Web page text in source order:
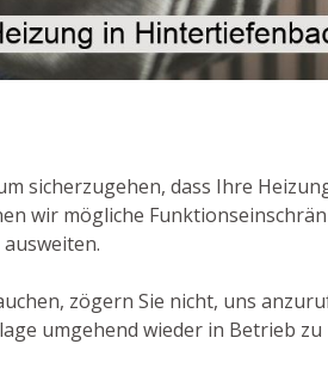
sicherzugehen, dass Ihre
wir mögliche
zögern Sie nicht, uns
umgehend wieder in Betrieb zu